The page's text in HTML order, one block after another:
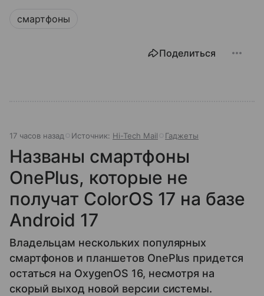
смартфоны
Поделиться
17 часов назад Источник: Hi-Tech Mail Гаджеты
Названы смартфоны
OnePlus, которые не
получат ColorOS 17 на базе
Android 17
Владельцам нескольких популярных
смартфонов и планшетов OnePlus придется
остаться на OxygenOS 16, несмотря на
скорый выход новой версии системы.